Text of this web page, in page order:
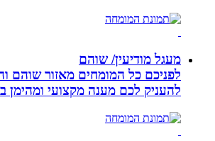
מעגל מודיעין/ שוהם
לפניכם כל המומחים מאזור שוהם
להעניק לכם מענה מקצועי ומהימן